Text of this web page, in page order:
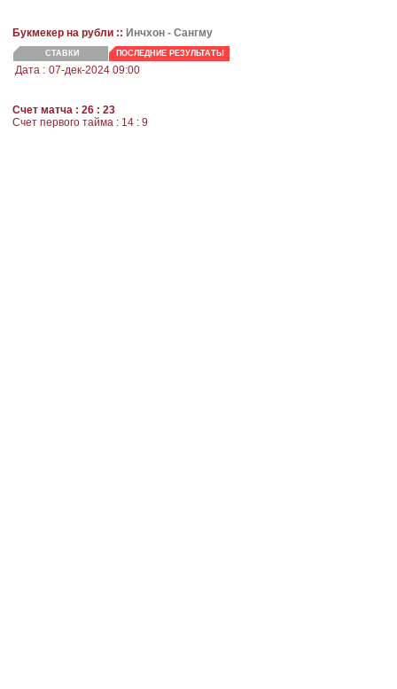
Букмекер на рубли :: Инчхон - Сангму
СТАВКИ ПОСЛЕДНИЕ РЕЗУЛЬТАТЫ
Дата : 07-дек-2024 09:00
Счет матча : 26 : 23
Счет первого тайма : 14 : 9